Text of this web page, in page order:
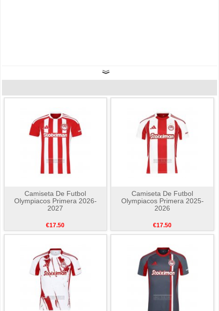
Camiseta De Futbol
Olympiacos Primera 2026-
2027
€17.50
Camiseta De Futbol
Olympiacos Primera 2025-
2026
€17.50